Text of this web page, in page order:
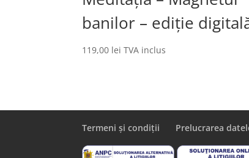
banilor – ediție
119,00 lei TVA inclus
Termeni și condiții Prelucrarea